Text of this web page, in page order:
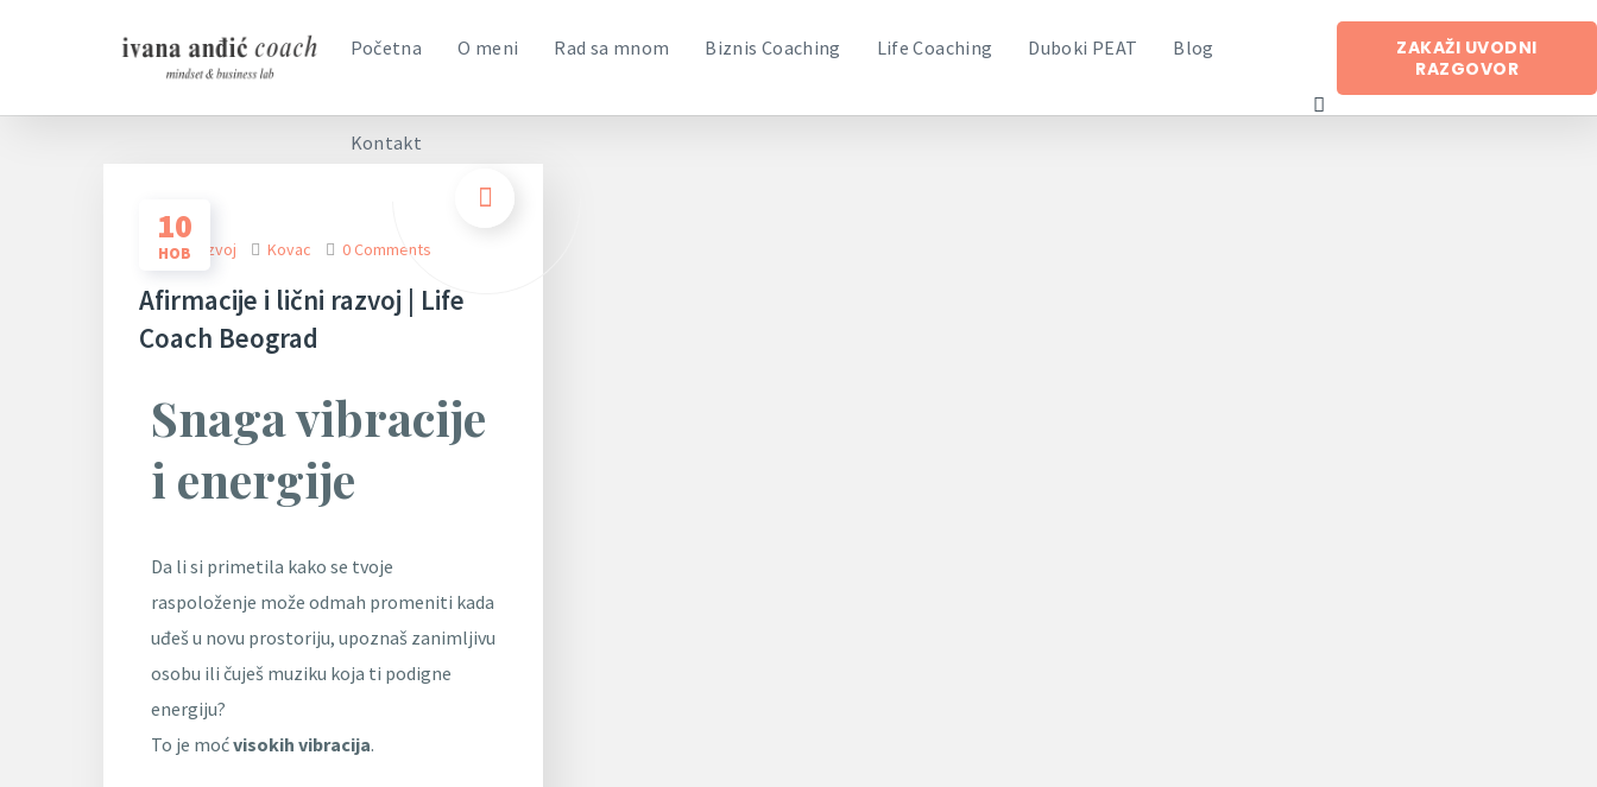
Početna O meni Rad sa mnom Biznis Coaching Life Coaching Duboki PEAT Blog
Kontakt
ZAKAŽI UVODNI
RAZGOVOR
10
НОВ
Lični Razvoj Kovac 0 Comments
Afirmacije i lični razvoj | Life
Coach Beograd
Snaga vibracije
i energije
Da li si primetila kako se tvoje
raspoloženje može odmah promeniti kada
uđeš u novu prostoriju, upoznaš zanimljivu
osobu ili čuješ muziku koja ti podigne
energiju?
To je moćvisokih vibracija.